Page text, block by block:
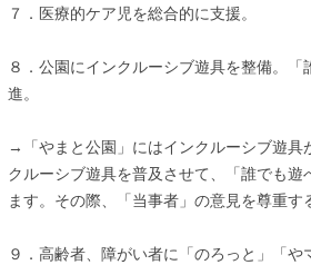
７．医療的ケア児を総合的に支援。
８．公園にインクルーシブ遊具を整備。「
進。
→「やまと公園」にはインクルーシブ遊具
クルーシブ遊具を普及させて、「誰でも遊
ます。その際、「当事者」の意見を尊重す
９．高齢者、障がい者に「のろっと」「